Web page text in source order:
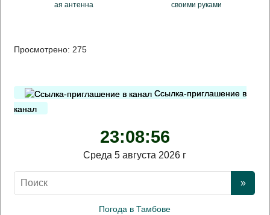
ая антенна
своими руками
Просмотрено:275
Ссылка-приглашение в
канал
23:08:56
Среда 5 августа 2026 г
Погода в Тамбове